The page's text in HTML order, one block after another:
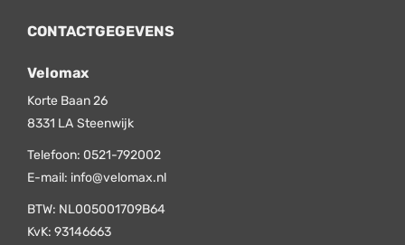
CONTACTGEGEVENS
Velomax
Korte Baan 26
8331 LA Steenwijk
Telefoon: 0521-792002
E-mail: info@velomax.nl
BTW: NL005001709B64
KvK: 93146663